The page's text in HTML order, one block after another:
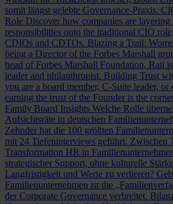
somit längst gelebte Governance-Praxis.
Role Discover how companies are
responsibilities onto the traditional CIO
CDIOs and CDTOs. Blazing a Trail:
being a Director of the Forbes Marshall
head of Forbes Marshall Foundation, Rati
leader and philanthropist. Building Trust
you are a board member, C-Suite leader, or
earning the trust of the Founder is the
Family Board Insights Welche Rolle
Aufsichtsräte in deutschen
Zehnder hat die 100 größten
mit 24 Tiefeninterviews geführt. Zwischen
Transformation HR in
strategischer Support, ohne kulturelle
Langfristigkeit und Werte zu verlieren?
Familienunternehmen ist die
der Corporate Governance verbreitet.